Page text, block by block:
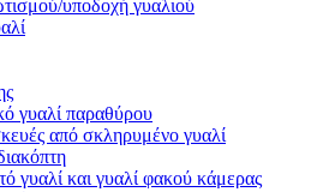
υποδοχή γυαλιού
γυαλί παραθύρου
από σκληρυμένο γυαλί
γυαλί και γυαλί φακού κάμερας